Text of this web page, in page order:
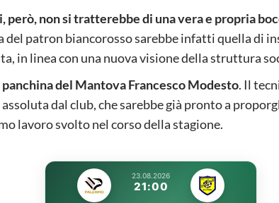
però, non si tratterebbe di una vera e propria
del patron biancorosso sarebbe infatti quella di
in linea con una nuova visione della struttura
del Mantova Francesco Modesto. Il
dal club, che sarebbe già pronto a
lavoro svolto nel corso della stagione.
23.08.2026
21:00